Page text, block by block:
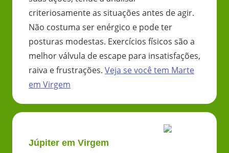
criteriosamente as situações antes de agir.
Não costuma ser enérgico e pode ter
posturas modestas. Exercícios físicos são a
melhor válvula de escape para insatisfações,
raiva e frustrações. Veja se você tem Marte
em Virgem
Júpiter em Virgem